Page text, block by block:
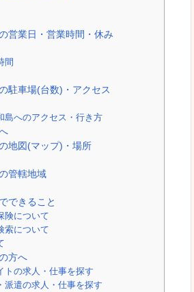
営業日・営業時間・休み
間
駐車場(台数)・アクセス
島へのアクセス・行き方
地図(マップ)・場所
管轄地域
できること
険について
索について
方へ
トの求人・仕事を探す
派遣の求人・仕事を探す